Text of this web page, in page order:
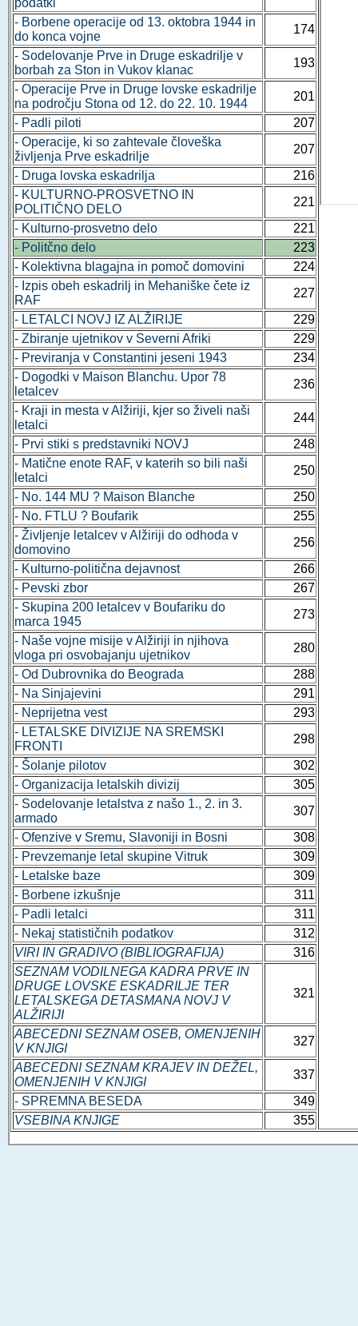
- Borbene operacije od 13. oktobra 1944 in
do konca vojne
174
- Sodelovanje Prve in Druge eskadrilje v
borbah za Ston in Vukov klanac
193
- Operacije Prve in Druge lovske eskadrilje
na področju Stona od 12. do 22. 10. 1944
201
- Padli piloti
207
- Operacije, ki so zahtevale človeška
življenja Prve eskadrilje
207
- Druga lovska eskadrilja
216
- KULTURNO-PROSVETNO IN
POLITIČNO DELO
221
- Kulturno-prosvetno delo
221
- Politčno delo
223
- Kolektivna blagajna in pomoč domovini
224
- Izpis obeh eskadrilj in Mehaniške čete iz
RAF
227
- LETALCI NOVJ IZ ALŽIRIJE
229
- Zbiranje ujetnikov v Severni Afriki
229
- Previranja v Constantini jeseni 1943
234
- Dogodki v Maison Blanchu. Upor 78
letalcev
236
- Kraji in mesta v Alžiriji, kjer so živeli naši
letalci
244
- Prvi stiki s predstavniki NOVJ
248
- Matične enote RAF, v katerih so bili naši
letalci
250
- No. 144 MU ? Maison Blanche
250
- No. FTLU ? Boufarik
255
- Življenje letalcev v Alžiriji do odhoda v
domovino
256
- Kulturno-politična dejavnost
266
- Pevski zbor
267
- Skupina 200 letalcev v Boufariku do
marca 1945
273
- Naše vojne misije v Alžiriji in njihova
vloga pri osvobajanju ujetnikov
280
- Od Dubrovnika do Beograda
288
- Na Sinjajevini
291
- Neprijetna vest
293
- LETALSKE DIVIZIJE NA SREMSKI
FRONTI
298
- Šolanje pilotov
302
- Organizacija letalskih divizij
305
- Sodelovanje letalstva z našo 1., 2. in 3.
armado
307
- Ofenzive v Sremu, Slavoniji in Bosni
308
- Prevzemanje letal skupine Vitruk
309
- Letalske baze
309
- Borbene izkušnje
311
- Padli letalci
311
- Nekaj statističnih podatkov
312
VIRI IN GRADIVO (BIBLIOGRAFIJA)
316
SEZNAM VODILNEGA KADRA PRVE IN
DRUGE LOVSKE ESKADRILJE TER
LETALSKEGA DETASMANA NOVJ V
ALŽIRIJI
321
ABECEDNI SEZNAM OSEB, OMENJENIH
V KNJIGI
327
ABECEDNI SEZNAM KRAJEV IN DEŽEL,
OMENJENIH V KNJIGI
337
- SPREMNA BESEDA
349
VSEBINA KNJIGE
355